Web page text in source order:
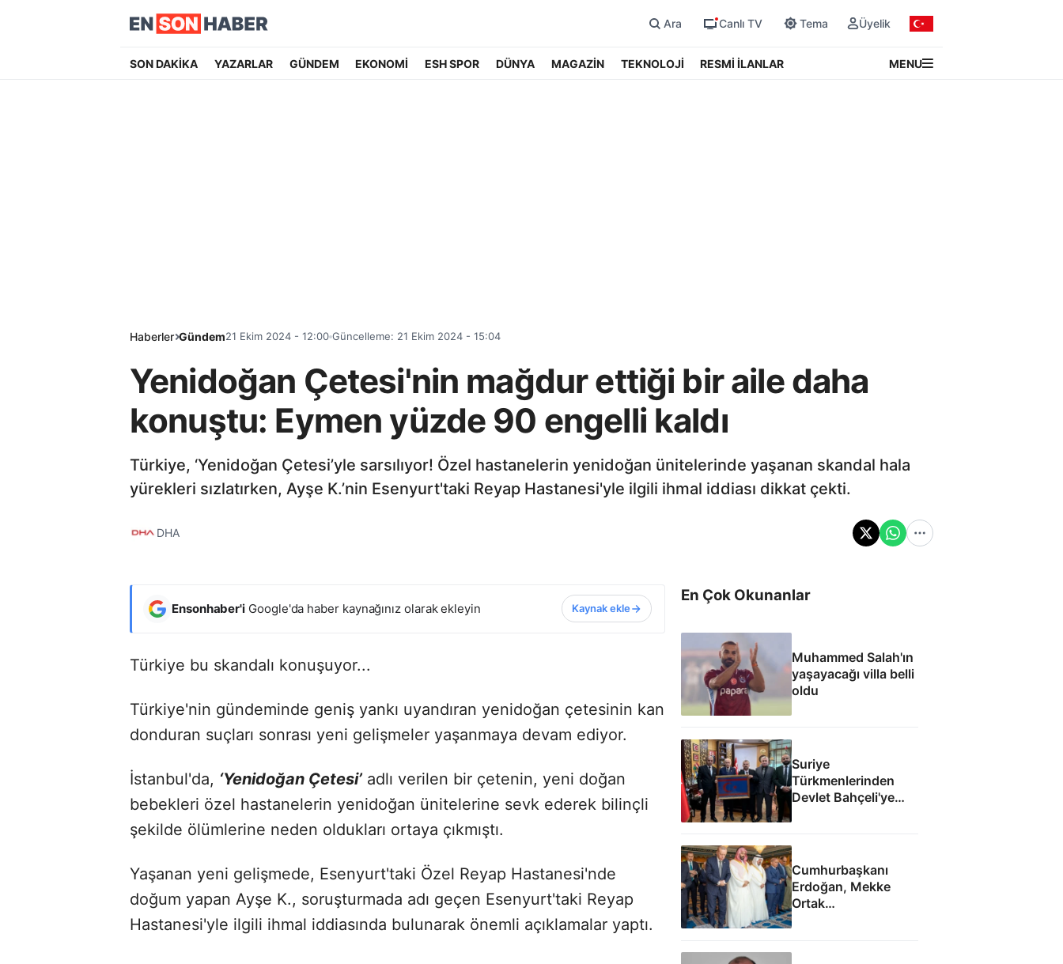
Ara Canlı TV Tema Üyelik
SON DAKİKA YAZARLAR GÜNDEM EKONOMİ ESH SPOR DÜNYA MAGAZİN TEKNOLOJİ RESMİ İLANLAR MENU
Haberler Gündem21 Ekim 2024 - 12:00 Güncelleme: 21 Ekim 2024 - 15:04
Yenidoğan Çetesi'nin mağdur ettiği bir aile daha
konuştu: Eymen yüzde 90 engelli kaldı
Türkiye, ‘Yenidoğan Çetesi’yle sarsılıyor! Özel hastanelerin yenidoğan ünitelerinde yaşanan skandal hala
yürekleri sızlatırken, Ayşe K.’nin Esenyurt'taki Reyap Hastanesi'yle ilgili ihmal iddiası dikkat çekti.
DHA
Ensonhaber'i Google'da haber kaynağınız olarak ekleyin Kaynak ekle
Türkiye bu skandalı konuşuyor...
Türkiye'nin gündeminde geniş yankı uyandıran yenidoğan çetesinin kan
donduran suçları sonrası yeni gelişmeler yaşanmaya devam ediyor.
İstanbul'da, ‘Yenidoğan Çetesi’ adlı verilen bir çetenin, yeni doğan
bebekleri özel hastanelerin yenidoğan ünitelerine sevk ederek bilinçli
şekilde ölümlerine neden oldukları ortaya çıkmıştı.
Yaşanan yeni gelişmede, Esenyurt'taki Özel Reyap Hastanesi'nde
doğum yapan Ayşe K., soruşturmada adı geçen Esenyurt'taki Reyap
Hastanesi'yle ilgili ihmal iddiasında bulunarak önemli açıklamalar yaptı.
En Çok Okunanlar
Muhammed Salah'ın
yaşayacağı villa belli
oldu
Suriye
Türkmenlerinden
Devlet Bahçeli'ye
yapılanma gündemi
Cumhurbaşkanı
Erdoğan, Mekke
Ortak
Anlaşması'ndan
kıldı